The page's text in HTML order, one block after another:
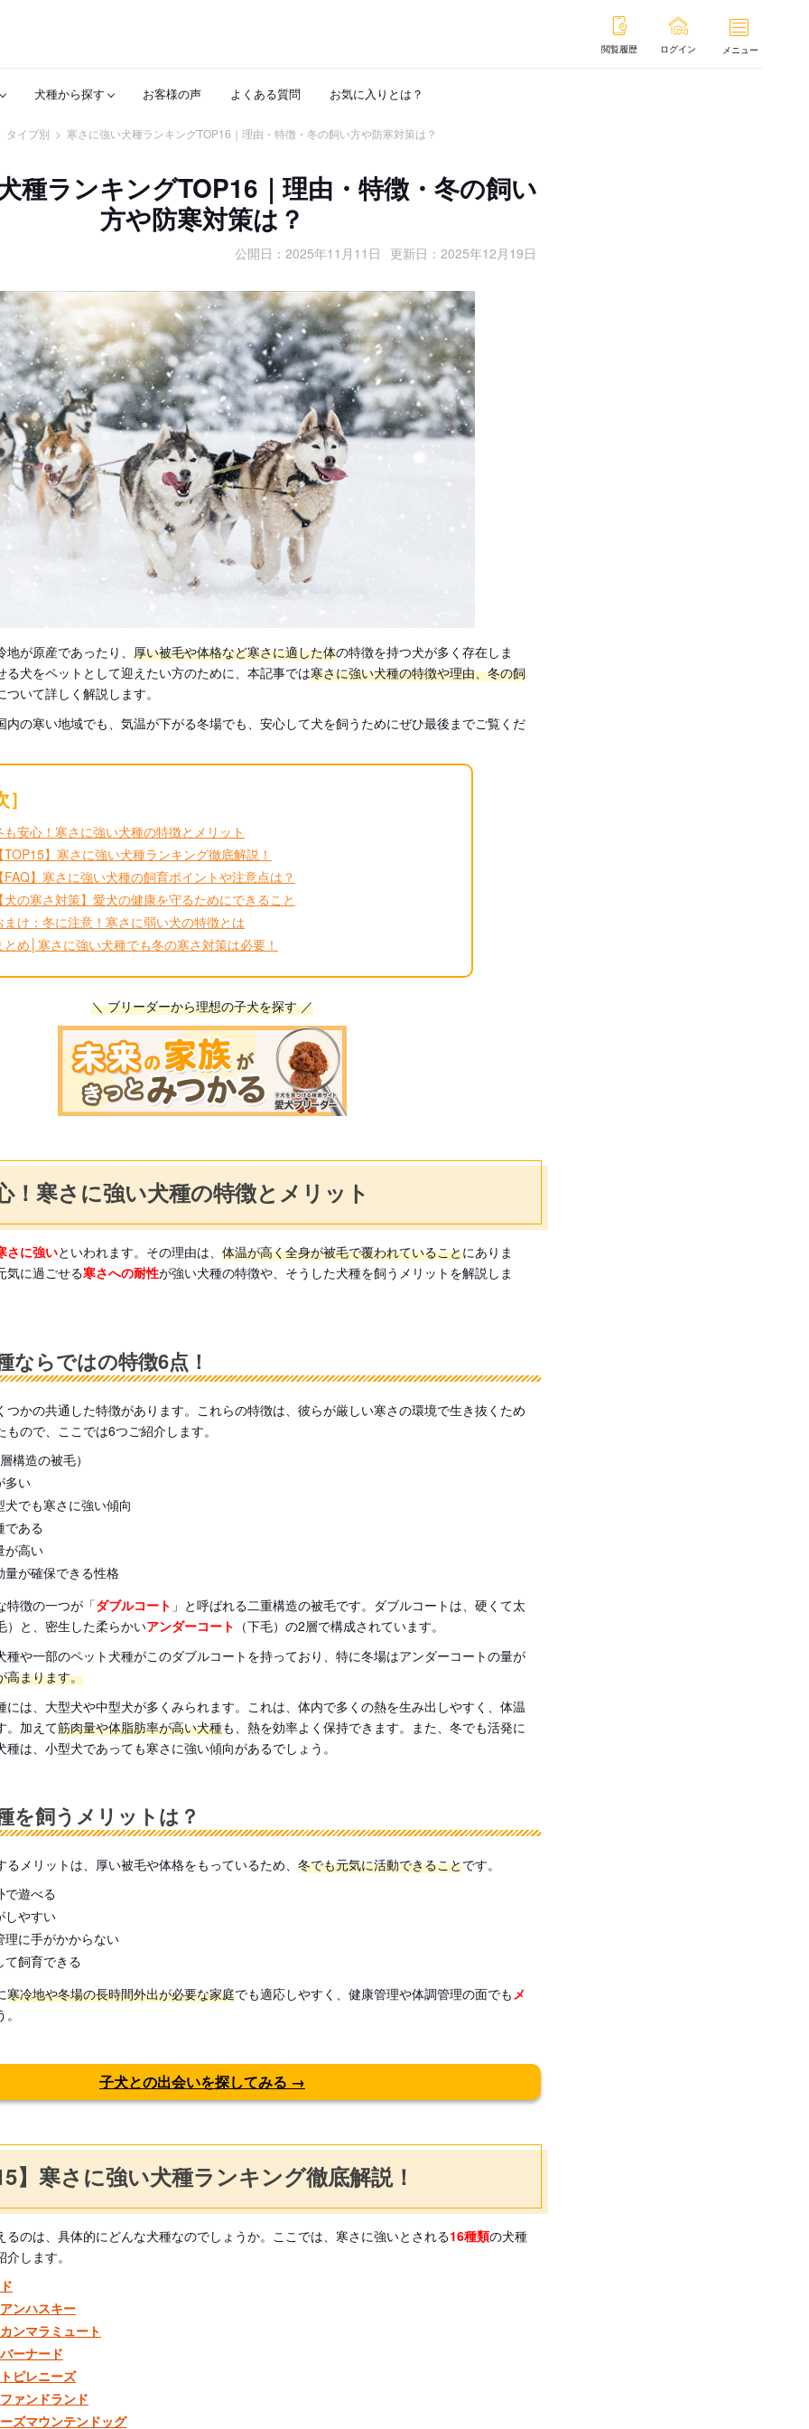
閲覧履歴 ログイン メニュー
犬種から探す お客様の声 よくある質問 お気に入りとは？
タイプ別 > 寒さに強い犬種ランキングTOP16｜理由・特徴・冬の飼い方や防寒対策は？
種ランキングTOP16｜理由・特徴・冬の飼い
方や防寒対策は？
公開日： 2025年11月11日 更新日： 2025年12月19日
地が原産であったり、 厚い被毛や体格など寒さに適した体の特徴を持つ犬が多く存在しま
る犬をペットとして迎えたい方のために、本記事では寒さに強い犬種の特徴や理由、冬の飼
ついて詳しく解説します。
内の寒い地域でも、気温が下がる冬場でも、安心して犬を飼うためにぜひ最後までご覧くだ
も安心！寒さに強い犬種の特徴とメリット
TOP15】寒さに強い犬種ランキング徹底解説！
FAQ】寒さに強い犬種の飼育ポイントや注意点は？
犬の寒さ対策】愛犬の健康を守るためにできること
まけ：冬に注意！寒さに弱い犬の特徴とは
とめ│寒さに強い犬種でも冬の寒さ対策は必要！
＼ ブリーダーから理想の子犬を探す ／
！寒さに強い犬種の特徴とメリット
さに強いといわれます。その理由は、 体温が高く全身が被毛で覆われていることにありま
気に過ごせる寒さへの耐性が強い犬種の特徴や、そうした犬種を飼うメリットを解説しま
ならではの特徴6点！
つかの共通した特徴があります。これらの特徴は、彼らが厳しい寒さの環境で生き抜くため
ので、ここでは6つご紹介します。
構造の被毛）
多い
でも寒さに強い傾向
である
が高い
量が確保できる性格
特徴の一つが「ダブルコート 」と呼ばれる二重構造の被毛です。ダブルコートは、硬くて太
）と、密生した柔らかいアンダーコート （下毛）の2層で構成されています。
種や一部のペット犬種がこのダブルコートを持っており、特に冬場はアンダーコートの量が
高まります。
には、大型犬や中型犬が多くみられます。これは、体内で多くの熱を生み出しやすく、体温
。加えて筋肉量や体脂肪率が高い犬種も、熱を効率よく保持できます。また、冬でも活発に
は、小型犬であっても寒さに強い傾向があるでしょう。
を飼うメリットは？
メリットは、厚い被毛や体格をもっているため、 冬でも元気に活動できることです。
で遊べる
しやすい
理に手がかからない
て飼育できる
寒冷地や冬場の長時間外出が必要な家庭でも適応しやすく、健康管理や体調管理の面でもメ
子犬との出会いを探してみる →
】寒さに強い犬種ランキング徹底解説！
るのは、具体的にどんな犬種なのでしょうか。ここでは、寒さに強いとされる16種類の犬種
します。
ンハスキー
ンマラミュート
ーナード
ピレニーズ
ァンドランド
ズマウンテンドッグ